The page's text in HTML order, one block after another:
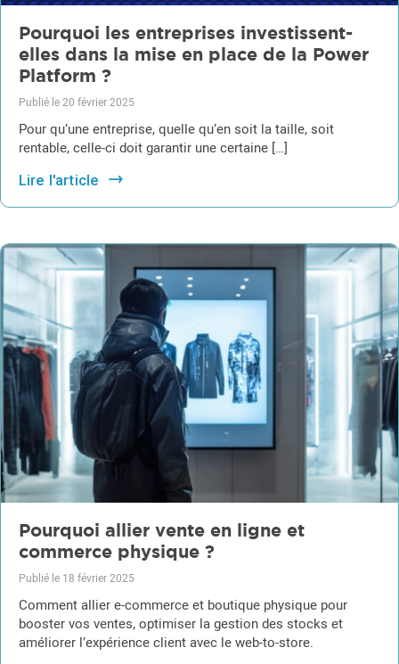
Pourquoi les entreprises investissent-
elles dans la mise en place de la Power
Platform ?
Publié le 20 février 2025
Pour qu’une entreprise, quelle qu’en soit la taille, soit
rentable, celle-ci doit garantir une certaine […]
Lire l'article
Pourquoi allier vente en ligne et
commerce physique ?
Publié le 18 février 2025
Comment allier e-commerce et boutique physique pour
booster vos ventes, optimiser la gestion des stocks et
améliorer l’expérience client avec le web-to-store.